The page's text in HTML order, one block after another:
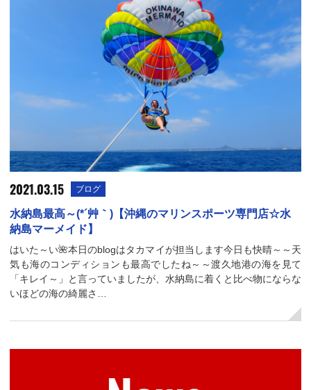
2021.03.15 ブログ
水納島最高～(*´艸｀)【沖縄のマリンスポーツ専門店☆水
納島マーメイド】
はいた～い🌺本日のblogはタカマイが担当します今日も快晴～～天
気も海のコンディションも最高でしたね～～渡久地港の海を見て
「キレイ～」と言っていましたが、水納島に着くと比べ物にならな
いほどの海の綺麗さ…